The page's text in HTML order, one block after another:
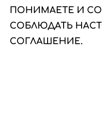
ПОНИМАЕТЕ И
СОБЛЮДАТЬ
СОГЛАШЕНИЕ.